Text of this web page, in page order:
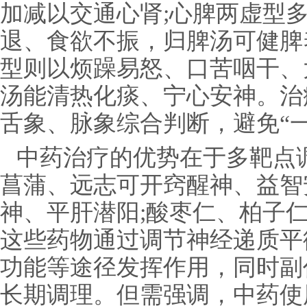
加减以交通心肾;心脾两虚型
退、食欲不振，归脾汤可健
型则以烦躁易怒、口苦咽干
汤能清热化痰、宁心安神。
舌象、脉象综合判断，避免“
中药治疗的优势在于多靶
菖蒲、远志可开窍醒神、益
神、平肝潜阳;酸枣仁、柏子
这些药物通过调节神经递质
功能等途径发挥作用，同时
长期调理。但需强调，中药